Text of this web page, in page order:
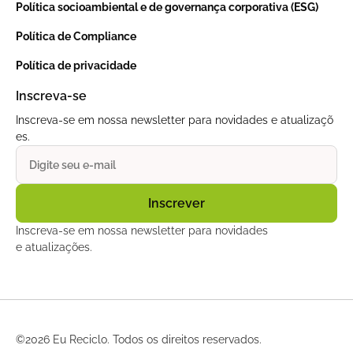
Política socioambiental e de governança corporativa (ESG)
Política de Compliance
Política de privacidade
Inscreva-se
Inscreva-se em nossa newsletter para novidades e atualizaçõ
es.
Inscreva-se em nossa newsletter para novidades
e atualizações.
©2026 Eu Reciclo. Todos os direitos reservados.